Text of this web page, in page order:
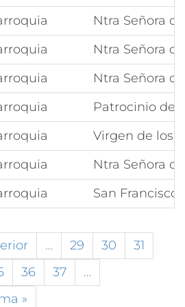
Ntra Señora
Ntra Señora
Ntra Señora
Patrocinio de
Virgen de los
Ntra Señora
San Francisco
… 29 30
31
36 37
…
»